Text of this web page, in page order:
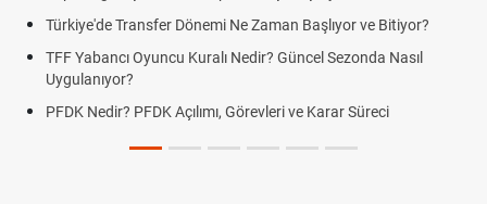
Türkiye'de Transfer Dönemi Ne Zaman Başlıyor ve Bitiyor?
TFF Yabancı Oyuncu Kuralı Nedir? Güncel Sezonda Nasıl
Uygulanıyor?
PFDK Nedir? PFDK Açılımı, Görevleri ve Karar Süreci